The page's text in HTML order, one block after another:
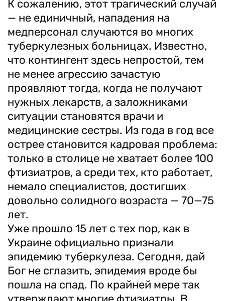
К сожалению, этот трагический случай
— не единичный, нападения на
медперсонал случаются во многих
туберкулезных больницах. Известно,
что контингент здесь непростой, тем
не менее агрессию зачастую
проявляют тогда, когда не получают
нужных лекарств, а заложниками
ситуации становятся врачи и
медицинские сестры. Из года в год все
острее становится кадровая проблема:
только в столице не хватает более 100
фтизиатров, а среди тех, кто работает,
немало специалистов, достигших
довольно солидного возраста — 70—75
лет.
Уже прошло 15 лет с тех пор, как в
Украине официально признали
эпидемию туберкулеза. Сегодня, дай
Бог не сглазить, эпидемия вроде бы
пошла на спад. По крайней мере так